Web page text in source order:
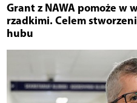
Grant z NAWA pomoże w
rzadkimi. Celem
hubu